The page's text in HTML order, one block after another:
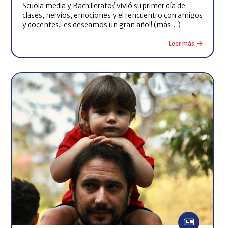
Scuola media y Bachillerato? vivió su primer día de
clases, nervios, emociones y el rencuentro con amigos
y docentes.Les deseamos un gran año!! (más…)
Leer más